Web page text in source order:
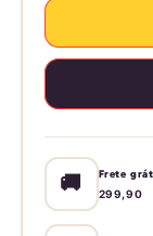
70
Hi
Vintage
Seasonal
🚚 Frete
299,90